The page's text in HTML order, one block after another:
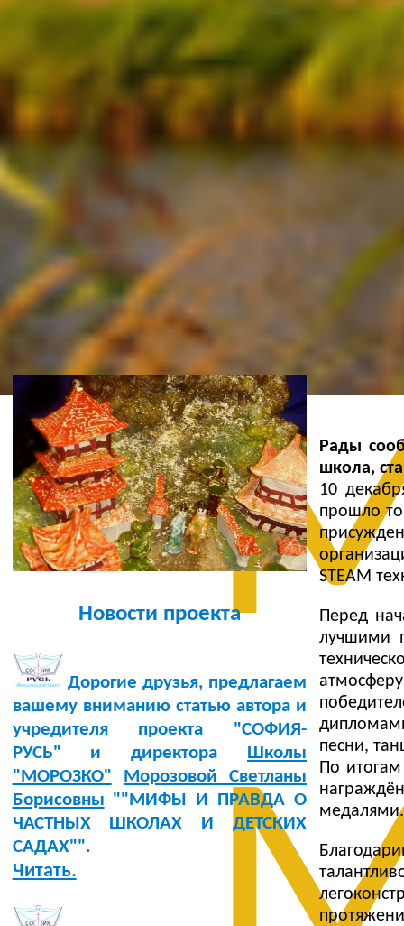
Новости проекта
Дорогие друзья, предлагаем
вашему вниманию статью автора и
учредителя проекта "СОФИЯ-
РУСЬ" и директора Школы
"МОРОЗКО"
Морозовой Светланы
Борисовны ""МИФЫ И ПРАВДА О
ЧАСТНЫХ ШКОЛАХ И ДЕТСКИХ
САДАХ"".
Читать.
Рады
школа,
10
прошло
STEAM
Перед
лучшими
песни,
По
медалями.